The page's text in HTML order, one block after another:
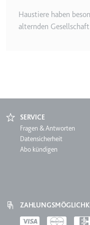
Haustiere haben
alternden
SERVICE
Service
Fragen & Antworten
Datensicherheit
Abo kündigen